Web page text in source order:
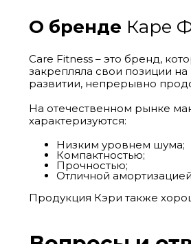
О бренде Каре
Care Fitness – это бренд,
закрепляла свои позиции
развитии, непрерывно
На отечественном рынке
характеризуются:
Низким уровнем шума;
Компактностью;
Прочностью;
Отличной
Продукция Кэри также